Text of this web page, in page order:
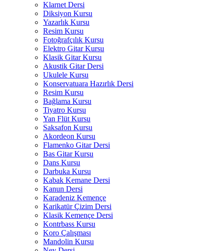
Klarnet Dersi
Diksiyon Kursu
Yazarlık Kursu
Resim Kursu
Fotoğrafçılık Kursu
Elektro Gitar Kursu
Klasik Gitar Kursu
Akustik Gitar Dersi
Ukulele Kursu
Konservatuara Hazırlık Dersi
Resim Kursu
Bağlama Kursu
Tiyatro Kursu
Yan Flüt Kursu
Saksafon Kursu
Akordeon Kursu
Flamenko Gitar Dersi
Bas Gitar Kursu
Dans Kursu
Darbuka Kursu
Kabak Kemane Dersi
Kanun Dersi
Karadeniz Kemençe
Karikatür Çizim Dersi
Klasik Kemençe Dersi
Kontrbass Kursu
Koro Çalışması
Mandolin Kursu